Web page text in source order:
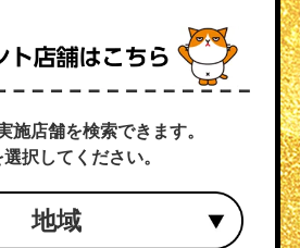
施店舗を検索できます。
択してください。
地域